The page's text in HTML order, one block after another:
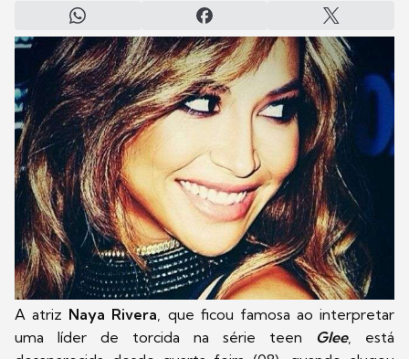
A atriz Naya Rivera , que ficou famosa ao interpretar
uma líder de torcida na série teen Glee, está